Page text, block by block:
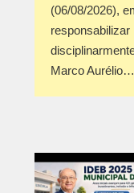
(06/08/2026),
responsabilizar
Marco Aurélio…